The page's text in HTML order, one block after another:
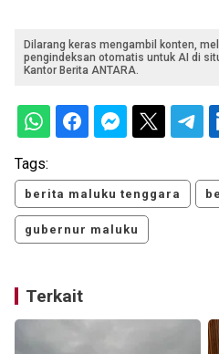
Dilarang keras mengambil konten,
pengindeksan otomatis untuk AI di
Kantor Berita ANTARA.
Tags:
berita maluku tenggara
gubernur maluku
Terkait